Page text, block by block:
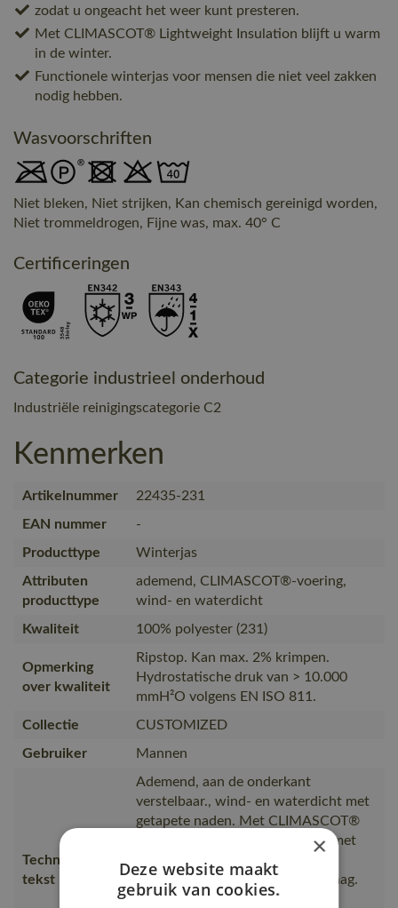
zodat u ongeacht het weer kunt presteren.
Met CLIMASCOT® Lightweight Insulation blijft u warm
in de winter.
Functionele winterjas voor mensen die niet veel zakken
nodig hebben.
Wasvoorschriften
Niet bleken, Niet strijken, Kan chemisch gereinigd worden,
Niet trommeldrogen, Fijne was, max. 40° C
Certificeringen
Categorie industrieel onderhoud
Industriële reinigingscategorie C2
Kenmerken
Artikelnummer
22435-231
EAN nummer
-
Producttype
Winterjas
Attributen
producttype
ademend, CLIMASCOT®-voering,
wind- en waterdicht
Kwaliteit
100% polyester (231)
Opmerking
over kwaliteit
Ripstop. Kan max. 2% krimpen.
Hydrostatische druk van > 10.000
mmH²O volgens EN ISO 811.
Collectie
CUSTOMIZED
Gebruiker
Mannen
Technische
tekst
Ademend, aan de onderkant
verstelbaar., wind- en waterdicht met
getapete naden. Met CLIMASCOT®
Lightweight Insulation. Sluiting met
rits en inwendige windvanger.
Afneembare capuchon. Hoge kraag.
Voorzakken. Binnenzak met
×
Deze website maakt
gebruik van cookies.